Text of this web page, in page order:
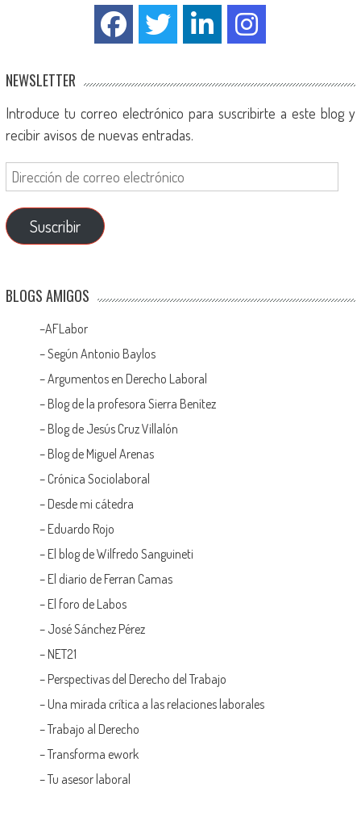
NEWSLETTER
Introduce tu correo electrónico para suscribirte a este blog y
recibir avisos de nuevas entradas.
Suscribir
BLOGS AMIGOS
–AFLabor
– Según Antonio Baylos
–Argumentos en Derecho Laboral
– Blog de la profesora Sierra Benítez
– Blog de Jesús Cruz Villalón
– Blog de Miguel Arenas
– Crónica Sociolaboral
– Desde mi cátedra
– Eduardo Rojo
– El blog de Wilfredo Sanguineti
– El diario de Ferran Camas
– El foro de Labos
– José Sánchez Pérez
– NET21
– Perspectivas del Derecho del Trabajo
– Una mirada crítica a las relaciones laborales
–Trabajo al Derecho
–Transforma ework
–Tu asesor laboral